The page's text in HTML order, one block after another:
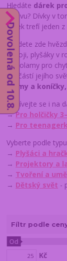
Hledáte dárek
oslavu? Dívky v
dárek trefí jeden z
Najdete zde
pokoji, plyšáky v
hlavolamy pro
součástí jejího
Zájmy a
Podívejte se i na
→Pro holčičky
→ Pro
Vyberte podle
→ Plyšáci a
→ Projektory a
→ Tvoření a
→ Dětský svět -
Fíltr podle
Kč
Od
Dovolená od 10.8.